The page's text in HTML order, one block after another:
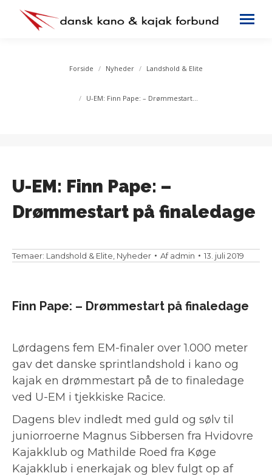
You are here:Forside Nyheder Landshold & Elite
U-EM: Finn Pape: – Drømmestart…
U-EM: Finn Pape: –
Drømmestart på finaledage
Temaer: Landshold & Elite Nyheder Afadmin 13. juli 2019
Finn Pape: – Drømmestart på finaledage
Lørdagens fem EM-finaler over 1.000 meter
gav det danske sprintlandshold i kano og
kajak en drømmestart på de to finaledage
ved U-EM i tjekkiske Racice.
Dagens blev indledt med guld og sølv til
juniorroerne Magnus Sibbersen fra Hvidovre
Kajakklub og Mathilde Roed fra Køge
Kajakklub i enerkajak og blev fulgt op af